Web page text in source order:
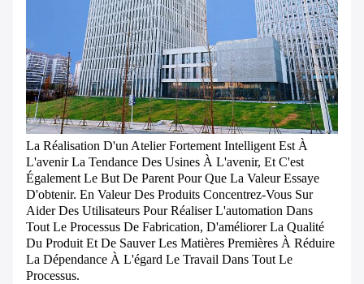
La Réalisation D'un Atelier Fortement Intelligent Est À
L'avenir La Tendance Des Usines À L'avenir, Et C'est
Également Le But De Parent Pour Que La Valeur Essaye
D'obtenir. En Valeur Des Produits Concentrez-Vous Sur
Aider Des Utilisateurs Pour Réaliser L'automation Dans
Tout Le Processus De Fabrication, D'améliorer La Qualité
Du Produit Et De Sauver Les Matières Premières À Réduire
La Dépendance À L'égard Le Travail Dans Tout Le
Processus.